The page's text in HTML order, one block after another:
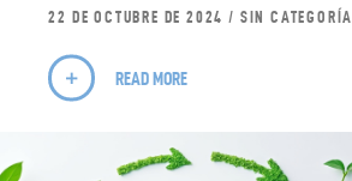
22 DE OCTUBRE DE 2024 SIN CATEGORÍA
READ MORE